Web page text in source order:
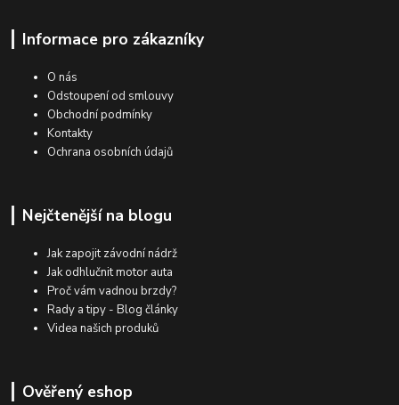
Informace pro zákazníky
O nás
Odstoupení od smlouvy
Obchodní podmínky
Kontakty
Ochrana osobních údajů
Nejčtenější na blogu
Jak zapojit závodní nádrž
Jak odhlučnit motor auta
Proč vám vadnou brzdy?
Rady a tipy - Blog články
Videa našich produků
Ověřený eshop